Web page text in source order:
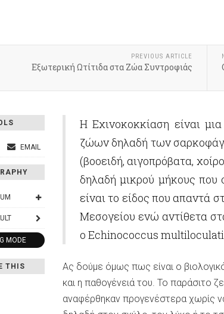
PREVIOUS ARTICLE
Εξωτερική Ωτίτιδα στα Ζώα Συντροφιάς
EMAIL
MODE
THIS
Η Εχινοκοκκίαση είναι
ζώων δηλαδή των
(βοοειδή, αιγοπρόβατα,
δηλαδή μικρού μήκους
είναι το είδος που απαντά
Μεσογείου ενώ αντίθετα
ο Echinococcus
Ας δούμε όμως πως είναι ο
και η παθογένειά του. Το
αναφέρθηκαν προγενέστερα χωρίς